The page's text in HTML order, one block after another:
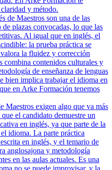
y método.
de Maestros son una de las
plazas convocadas, lo que las
Al igual que en inglés, el
la prueba práctica se
la fluidez y corrección
combina contenidos culturales y
de enseñanza de lenguas
bien implica trabajar el idioma en
en Arke Formación tenemos
Maestros exigen algo que va más
el candidato demuestre un
en inglés, ya que parte de la
idioma. La parte práctica
en inglés, y el temario de
anglosajona y metodología
en las aulas actuales. Es una
no se puede improvisar, y la